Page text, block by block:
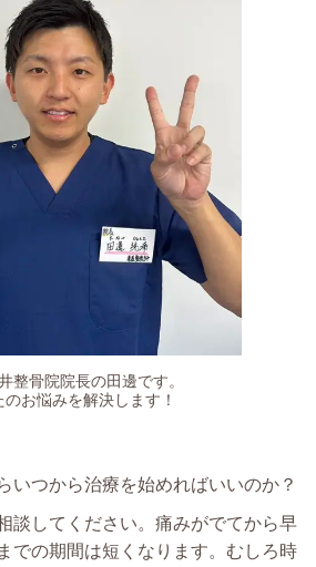
整骨院院長の田邊です。
のお悩みを解決します！​
いつから治療を始めればいいのか？
談してください。痛みがでてから早
での期間は短くなります。むしろ時